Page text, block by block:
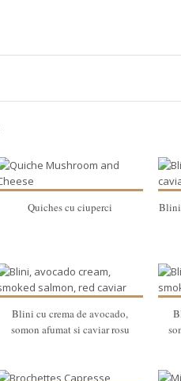
Quiches cu ciuperci
Blini
Blini cu crema de avocado,
somon afumat si caviar rosu